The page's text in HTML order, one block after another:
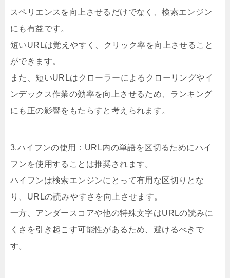
スペリエンスを向上させるだけでなく、検索エンジン
にも有益です。
短いURLは覚えやすく、クリック率を向上させること
ができます。
また、短いURLはクローラーによるクローリングやイ
ンデックス作業の効率を向上させるため、ランキング
にも正の影響をもたらすと考えられます。
3.ハイフンの使用：URL内の単語を区切るためにハイ
フンを使用することは推奨されます。
ハイフンは検索エンジンにとって有用な区切りとな
り、URLの読みやすさを向上させます。
一方、アンダースコアや他の特殊文字はURLの読みに
くさを引き起こす可能性があるため、避けるべきで
す。